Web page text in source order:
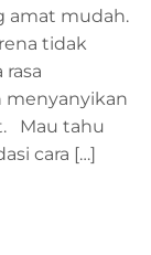
amat mudah.
tidak
menyanyikan
Mau tahu
cara […]